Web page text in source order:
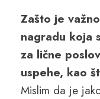
Zašto je
nagradu koja
za lične
uspehe, kao
Mislim da je